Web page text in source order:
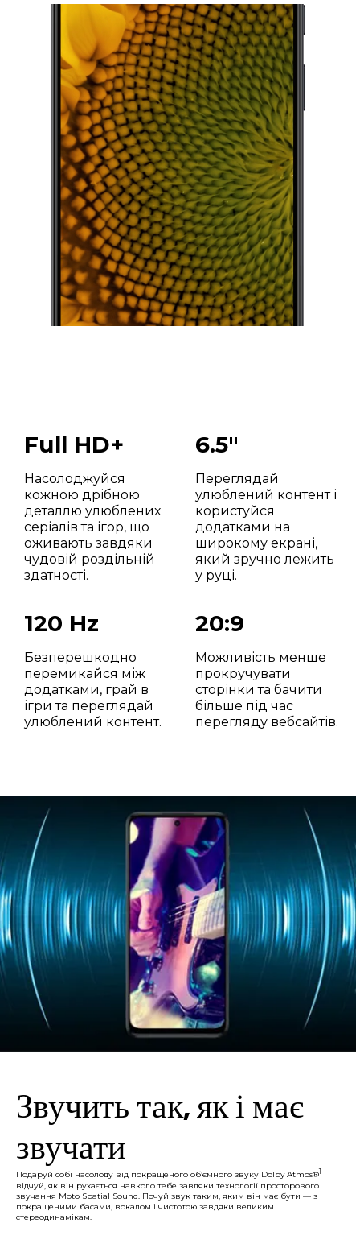
Full HD+
Насолоджуйся
кожною дрібною
деталлю улюблених
серіалів та ігор, що
оживають завдяки
чудовій роздільній
здатності.
6.5"
Переглядай
улюблений контент і
користуйся
додатками на
широкому екрані,
який зручно лежить
у руці.
120 Hz
Безперешкодно
перемикайся між
додатками, грай в
ігри та переглядай
улюблений контент.
20:9
Можливість менше
прокручувати
сторінки та бачити
більше під час
перегляду вебсайтів.
Звучить так, як і має
звучати
Подаруй собі насолоду від покращеного об’ємного звуку Dolby Atmos®1 і
відчуй, як він рухається навколо тебе завдяки технології просторового
звучання Moto Spatial Sound. Почуй звук таким, яким він має бути — з
покращеними басами, вокалом і чистотою завдяки великим
стереодинамікам.